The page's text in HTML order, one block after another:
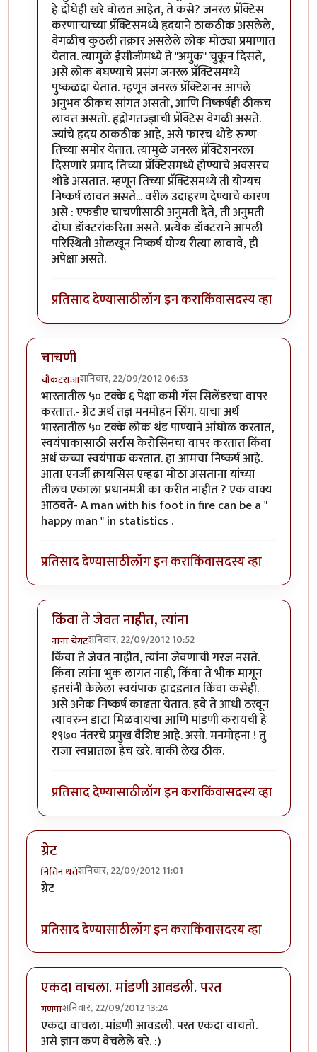
हे दोघेही खरे बोलत आहेत, ते कसे? जनरल प्रॅक्टिस
करणार्‍याच्या प्रॅक्टिसमध्ये हृदयाने ठाकठीक असलेले,
वेगळीच कुठली तक्रार असलेले लोक मोठ्या प्रमाणात
येतात. त्यामुळे ईसीजीमध्ये ते "अमुक" चुकून दिसते,
असे लोक बघण्याचे प्रसंग जनरल प्रॅक्टिसमध्ये
पुष्कळदा येतात. म्हणून जनरल प्रॅक्टिशनर आपले
अनुभव ठीकच सांगत असतो, आणि निष्कर्षही ठीकच
लावत असतो. हृद्रोगतज्ज्ञाची प्रॅक्टिस वेगळी असते.
ज्यांचे हृदय ठाकठीक आहे, असे फारच थोडे रुग्ण
तिच्या समोर येतात. त्यामुळे जनरल प्रॅक्टिशनरला
दिसणारे प्रमाद तिच्या प्रॅक्टिसमध्ये होण्याचे अवसरच
थोडे असतात. म्हणून तिच्या प्रॅक्टिसमध्ये ती योग्यच
निष्कर्ष लावत असते... वरील उदाहरण देण्याचे कारण
असे : एफडीए चाचणीसाठी अनुमती देते, ती अनुमती
दोघा डॉक्टरांकरिता असते. प्रत्येक डॉक्टराने आपली
परिस्थिती ओळखून निष्कर्ष योग्य रीत्या लावावे, ही
अपेक्षा असते.
प्रतिसाद देण्यासाठीलॉग इन कराकिंवासदस्य व्हा
चाचणी
चौकटराजाशनिवार, 22/09/2012 06:53
भारतातील ५० टक्के ६ पेक्षा कमी गॅस सिलेंडरचा वापर
करतात.- ग्रेट अर्थ तज्ञ मनमोहन सिंग. याचा अर्थ
भारतातील ५० टक्के लोक थंड पाण्याने आंघोळ करतात,
स्वयंपाकासाठी सर्रास केरोसिनचा वापर करतात किंवा
अर्ध कच्चा स्वयंपाक करतात. हा आमचा निष्कर्ष आहे.
आता एनर्जी क्रायसिस एव्हढा मोठा असताना यांच्या
तीलच एकाला प्रधानंमंत्री का करीत नाहीत ? एक वाक्य
आठवते- A man with his foot in fire can be a "
happy man " in statistics .
प्रतिसाद देण्यासाठीलॉग इन कराकिंवासदस्य व्हा
किंवा ते जेवत नाहीत, त्यांना
नाना चेंगटशनिवार, 22/09/2012 10:52
In reply toचाचणीbyचौकटराजा
किंवा ते जेवत नाहीत, त्यांना जेवणाची गरज नसते.
किंवा त्यांना भुक लागत नाही, किंवा ते भीक मागून
इतरांनी केलेला स्वयंपाक हादडतात किंवा कसेही.
असे अनेक निष्कर्ष काढता येतात. हवे ते आधी ठरवून
त्यावरुन डाटा मिळवायचा आणि मांडणी करायची हे
१९७० नंतरचे प्रमुख वैशिष्ट आहे. असो. मनमोहना ! तु
राजा स्वप्नातला हेच खरे. बाकी लेख ठीक.
प्रतिसाद देण्यासाठीलॉग इन कराकिंवासदस्य व्हा
ग्रेट
नितिन थत्तेशनिवार, 22/09/2012 11:01
ग्रेट
प्रतिसाद देण्यासाठीलॉग इन कराकिंवासदस्य व्हा
एकदा वाचला. मांडणी आवडली. परत
गणपाशनिवार, 22/09/2012 13:24
एकदा वाचला. मांडणी आवडली. परत एकदा वाचतो.
असे ज्ञान कण वेचलेले बरे. :)